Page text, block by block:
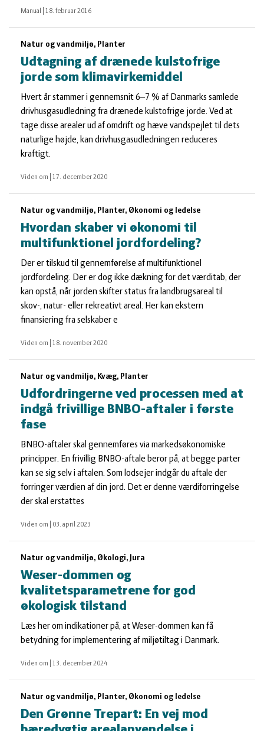
Manual 18. februar 2016
Natur og vandmiljø, Planter
Udtagning af drænede kulstofrige
jorde som klimavirkemiddel
Hvert år stammer i gennemsnit 6–7 % af Danmarks samlede
drivhusgasudledning fra drænede kulstofrige jorde. Ved at
tage disse arealer ud af omdrift og hæve vandspejlet til dets
naturlige højde, kan drivhusgasudledningen reduceres
kraftigt.
Viden om 17. december 2020
Natur og vandmiljø, Planter, Økonomi og ledelse
Hvordan skaber vi økonomi til
multifunktionel jordfordeling?
Der er tilskud til gennemførelse af multifunktionel
jordfordeling. Der er dog ikke dækning for det værditab, der
kan opstå, når jorden skifter status fra landbrugsareal til
skov-, natur- eller rekreativt areal. Her kan ekstern
finansiering fra selskaber e
Viden om 18. november 2020
Natur og vandmiljø, Kvæg, Planter
Udfordringerne ved processen med at
indgå frivillige BNBO-aftaler i første
fase
BNBO-aftaler skal gennemføres via markedsøkonomiske
principper. En frivillig BNBO-aftale beror på, at begge parter
kan se sig selv i aftalen. Som lodsejer indgår du aftale der
forringer værdien af din jord. Det er denne værdiforringelse
der skal erstattes
Viden om 03. april 2023
Natur og vandmiljø, Økologi, Jura
Weser-dommen og
kvalitetsparametrene for god
økologisk tilstand
Læs her om indikationer på, at Weser-dommen kan få
betydning for implementering af miljøtiltag i Danmark.
Viden om 13. december 2024
Natur og vandmiljø, Planter, Økonomi og ledelse
Den Grønne Trepart: En vej mod